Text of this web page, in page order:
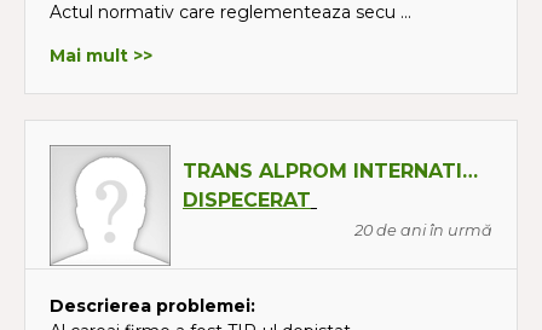
Actul normativ care reglementeaza secu ...
Mai mult >>
TRANS ALPROM INTERNATIONAL SA
DISPECERAT
20 de ani în urmă
Descrierea problemei: